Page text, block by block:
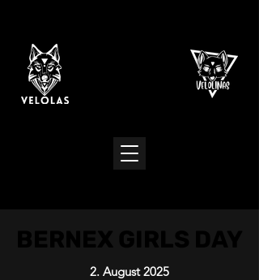
2. August 2025